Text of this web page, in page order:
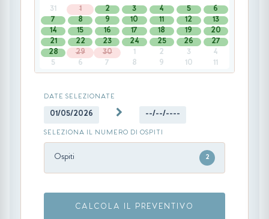
31 1 2 3 4 5
6
7
8 9 10 11 12
13
14
15 16 17 18 19
20
21
22 23 24 25 26
27
28
29 30 1 2 3
4
5
6 7 8 9 10 11
DATE SELEZIONATE
01/05/2026 --/--/----
SELEZIONA IL NUMERO DI OSPITI
Ospiti 2
CALCOLA IL PREVENTIVO